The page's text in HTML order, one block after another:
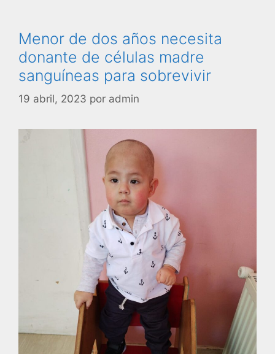
Menor de dos años necesita
donante de células madre
sanguíneas para sobrevivir
19 abril, 2023 por admin